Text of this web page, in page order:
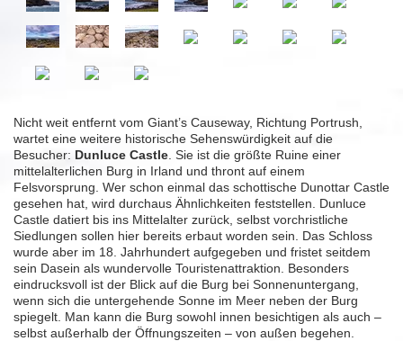
Nicht weit entfernt vom Giant’s Causeway, Richtung Portrush,
wartet eine weitere historische Sehenswürdigkeit auf die
Besucher: Dunluce Castle . Sie ist die größte Ruine einer
mittelalterlichen Burg in Irland und thront auf einem
Felsvorsprung. Wer schon einmal das schottische Dunottar Castle
gesehen hat, wird durchaus Ähnlichkeiten feststellen. Dunluce
Castle datiert bis ins Mittelalter zurück, selbst vorchristliche
Siedlungen sollen hier bereits erbaut worden sein. Das Schloss
wurde aber im 18. Jahrhundert aufgegeben und fristet seitdem
sein Dasein als wundervolle Touristenattraktion. Besonders
eindrucksvoll ist der Blick auf die Burg bei Sonnenuntergang,
wenn sich die untergehende Sonne im Meer neben der Burg
spiegelt. Man kann die Burg sowohl innen besichtigen als auch –
selbst außerhalb der Öffnungszeiten – von außen begehen.